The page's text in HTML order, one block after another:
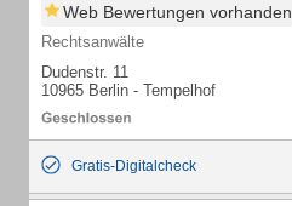
Web Bewertungen vorhanden
Rechtsanwälte
Dudenstr. 11
10965 Berlin - Tempelhof
Gratis-Digitalcheck